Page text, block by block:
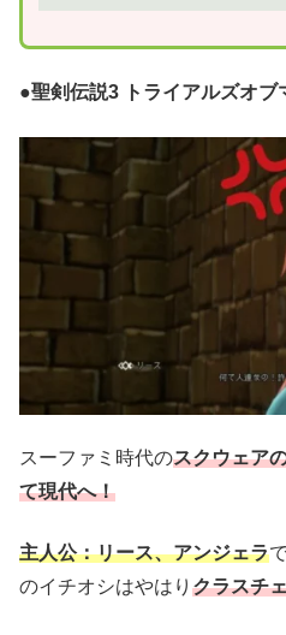
●聖剣伝説3 トライアルズオブ
スーファミ時代のスクウェア
て現代へ！
主人公：リース、アンジェラ
のイチオシはやはり クラスチ